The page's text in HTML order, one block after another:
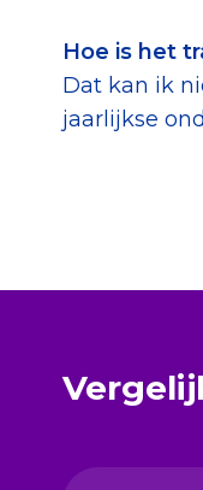
Hoe is het
Dat kan ik
jaarlijkse